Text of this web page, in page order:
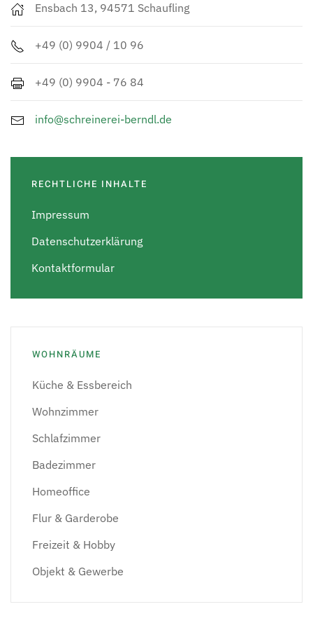
Ensbach 13, 94571 Schaufling
+49 (0) 9904 / 10 96
+49 (0) 9904 - 76 84
info@schreinerei-berndl.de
RECHTLICHE INHALTE
Impressum
Datenschutzerklärung
Kontaktformular
WOHNRÄUME
Küche & Essbereich
Wohnzimmer
Schlafzimmer
Badezimmer
Homeoffice
Flur & Garderobe
Freizeit & Hobby
Objekt & Gewerbe